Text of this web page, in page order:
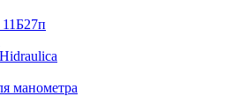
манометра